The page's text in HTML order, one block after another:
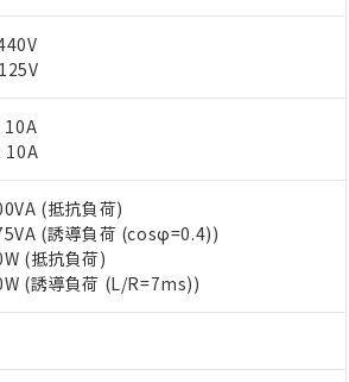
10A
10A
(抵抗負荷)
(誘導負荷 (cosφ=0.4))
(抵抗負荷)
(誘導負荷 (L/R=7ms))
指令（10物質）の非含有に対応した製品が
（10物質）の非含有に対応した製品に切
指令（10物質）の非含有に非対応の商品
指令（10物質）の非含有の対応状況を調
など無形物で、有害物質有無と関係のない
非含有部品としていたものが、含有品と